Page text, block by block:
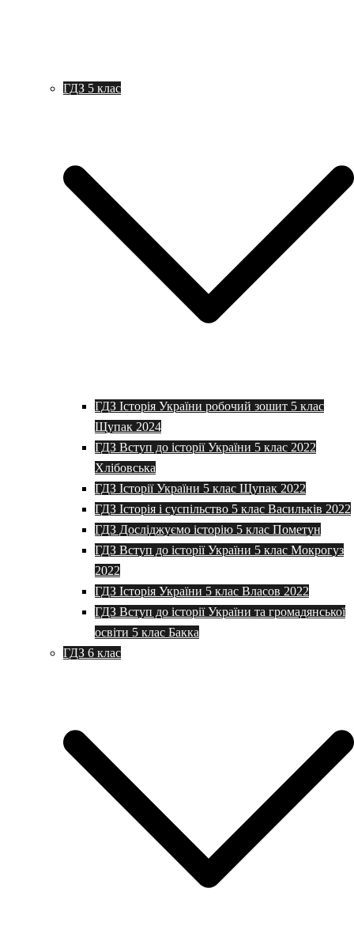
ГДЗ 5 клас
ГДЗ Історія України робочий зошит 5 клас
Щупак 2024
ГДЗ Вступ до історії України 5 клас 2022
Хлібовська
ГДЗ Історії України 5 клас Щупак 2022
ГДЗ Історія і суспільство 5 клас Васильків 2022
ГДЗ Досліджуємо історію 5 клас Пометун
ГДЗ Вступ до історії України 5 клас Мокрогуз
2022
ГДЗ Історія України 5 клас Власов 2022
ГДЗ Вступ до історії України та громадянської
освіти 5 клас Бакка
ГДЗ 6 клас